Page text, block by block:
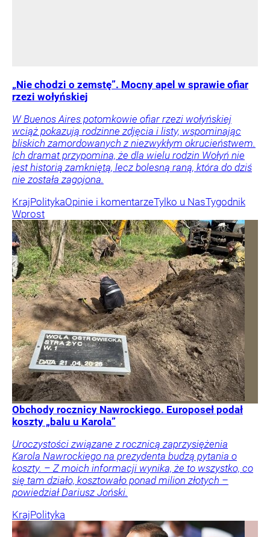
„Nie chodzi o zemstę”. Mocny apel w sprawie ofiar
rzezi wołyńskiej
W Buenos Aires potomkowie ofiar rzezi wołyńskiej
wciąż pokazują rodzinne zdjęcia i listy, wspominając
bliskich zamordowanych z niezwykłym okrucieństwem.
Ich dramat przypomina, że dla wielu rodzin Wołyń nie
jest historią zamkniętą, lecz bolesną raną, która do dziś
nie została zagojona.
KrajPolitykaOpinie i komentarzeTylko u NasTygodnik
Wprost
Obchody rocznicy Nawrockiego. Europoseł podał
koszty „balu u Karola”
Uroczystości związane z rocznicą zaprzysiężenia
Karola Nawrockiego na prezydenta budzą pytania o
koszty. – Z moich informacji wynika, że to wszystko, co
się tam działo, kosztowało ponad milion złotych –
powiedział Dariusz Joński.
KrajPolityka